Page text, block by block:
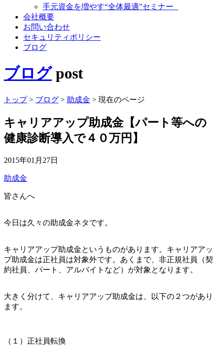
手元資金を増やす“全体最適”セミナー
会社概要
お問い合わせ
セキュリティポリシー
ブログ
ブログ post
トップ> ブログ > 助成金 > 現在のページ
キャリアアップ助成金【パート等への
健康診断導入で４０万円】
2015年01月27日
助成金
皆さんへ
今日は久々の助成金ネタです。
キャリアアップ助成金というものがあります。キャリアアッ
プ助成金は正社員は対象外です。あくまで、非正規社員（契
約社員、パート、アルバイトなど）が対象となります。
大きく分けて、キャリアアップ助成金は、以下の２つがあり
ます。
（１）正社員転換